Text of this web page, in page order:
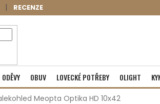
RECENZE
NÁKUPNÍ
KOŠÍK
Prázdný košík
ODĚVY OBUV LOVECKÉ POTŘEBY OLIGHT
Meopta Optika HD 10x42